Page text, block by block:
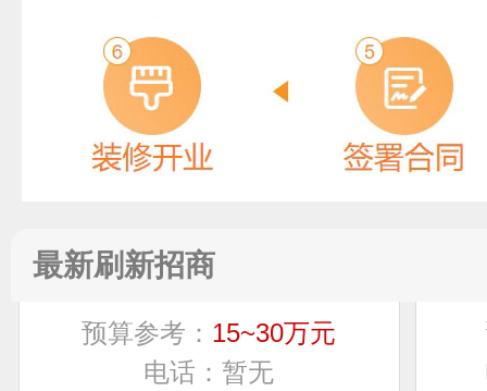
最新刷新招商
万泉WQ
预算参考：
15~30万元
电话： 暂无